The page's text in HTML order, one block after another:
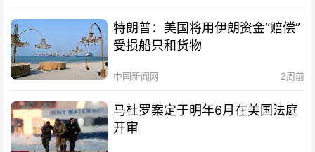
特朗普：美国将用伊朗资金“赔偿”
受损船只和货物
中国新闻网 2周前
马杜罗案定于明年6月在美国法庭
开审